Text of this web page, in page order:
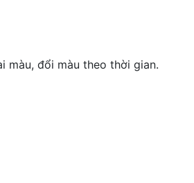
màu, đổi màu theo thời gian.